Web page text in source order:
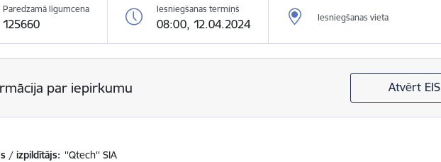
Paredzamā līgumcena
125660
Iesniegšanas termiņš
08:00, 12.04.2024 Iesniegšanas vieta
par iepirkumu Atvērt EIS
/ izpildītājs: ''Qtech'' SIA